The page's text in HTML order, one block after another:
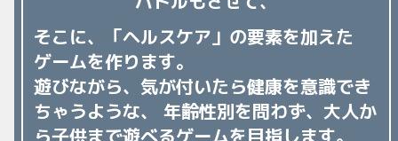
そこに、「ヘルスケア」の要素を加えた
ゲームを作ります。
遊びながら、気が付いたら健康を意識でき
ちゃうような、
年齢性別を問わず、大人か
ら子供まで遊べるゲームを目指します。